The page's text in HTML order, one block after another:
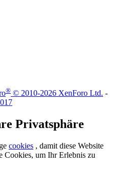
® © 2010-2026 XenForo Ltd. -
Privatsphäre
cookies , damit diese Website
Cookies, um Ihr Erlebnis zu